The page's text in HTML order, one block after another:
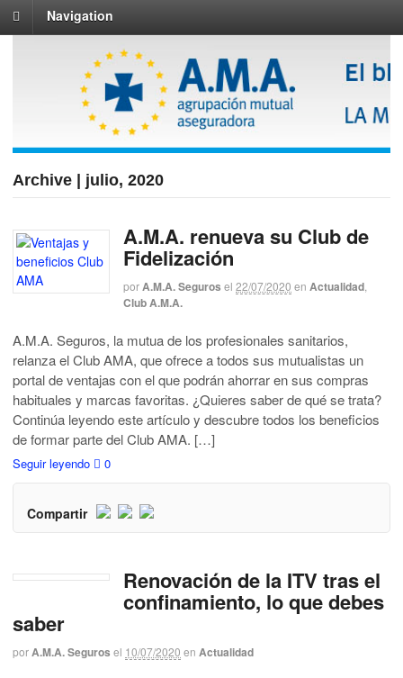
Navigation
Archive | julio, 2020
A.M.A. renueva su Club de
Fidelización
porA.M.A. Seguros el 22/07/2020 en Actualidad
Club A.M.A.
A.M.A. Seguros, la mutua de los profesionales sanitarios,
relanza el Club AMA, que ofrece a todos sus mutualistas un
portal de ventajas con el que podrán ahorrar en sus compras
habituales y marcas favoritas. ¿Quieres saber de qué se trata?
Continúa leyendo este artículo y descubre todos los beneficios
de formar parte del Club AMA. […]
Seguir leyendo 0
Compartir
Renovación de la ITV tras el
confinamiento, lo que debes
saber
porA.M.A. Seguros el 10/07/2020 en Actualidad